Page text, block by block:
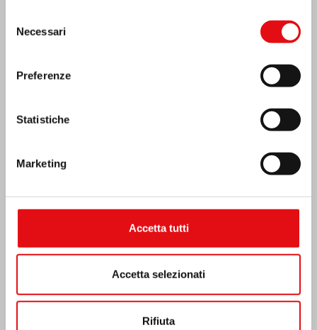
delNecessari
Preferenze
Statistiche
Marketing
Accetta tutti
Accetta selezionati
Rifiuta
MESSICO: ASSEMBLEA PLENARIA OCD
India: Benedizione e inaugurazione del
“Lumen Carmeli”